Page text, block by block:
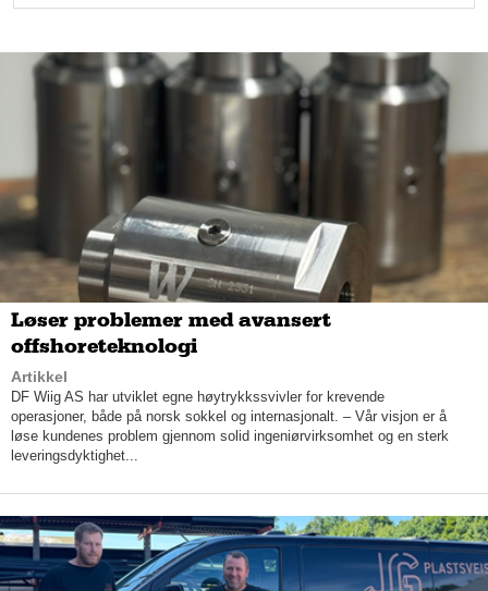
Veso har sammenlagt over 20 års erfaring med båtbygging fra
hjemlandet Bulgaria, der han har bygget motorbåter på opptil
22 fot, fiskebåter og joller, samtidig som han opparbeidet seg
en bred kompetanse innen glassfiberbygging og reparasjoner.
– Her i Norge er det veldig mange båter, mye mer enn i
Bulgaria! Og her er det mye skjær i sjøen, så det er veldig ofte
skader på båter. I Bulgaria er det bare sand, ler han.
90 % av båtreparasjonskundene til Son Plast er
forsikringsselskaper, og Veso forteller at forsikringsselskapene
er fornøyde med reparasjonsarbeidene som Son Plast utfører.
Løser problemer med avansert
offshoreteknologi
Artikkel
DF Wiig AS har utviklet egne høytrykkssvivler for krevende
operasjoner, både på norsk sokkel og internasjonalt. – Vår visjon er å
løse kundenes problem gjennom solid ingeniørvirksomhet og en sterk
leveringsdyktighet...